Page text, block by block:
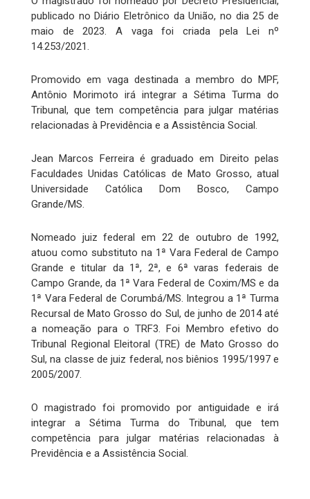
publicado no Diário Eletrônico da União, no dia 25 de
maio de 2023. A vaga foi criada pela Lei nº
14.253/2021.
Promovido em vaga destinada a membro do MPF,
Antônio Morimoto irá integrar a Sétima Turma do
Tribunal, que tem competência para julgar matérias
relacionadas à Previdência e a Assistência Social.
Jean Marcos Ferreira é graduado em Direito pelas
Faculdades Unidas Católicas de Mato Grosso, atual
Universidade Católica Dom Bosco, Campo
Grande/MS.
Nomeado juiz federal em 22 de outubro de 1992,
atuou como substituto na 1ª Vara Federal de Campo
Grande e titular da 1ª, 2ª, e 6ª varas federais de
Campo Grande, da 1ª Vara Federal de Coxim/MS e da
1ª Vara Federal de Corumbá/MS. Integrou a 1ª Turma
Recursal de Mato Grosso do Sul, de junho de 2014 até
a nomeação para o TRF3. Foi Membro efetivo do
Tribunal Regional Eleitoral (TRE) de Mato Grosso do
Sul, na classe de juiz federal, nos biênios 1995/1997 e
2005/2007.
O magistrado foi promovido por antiguidade e irá
integrar a Sétima Turma do Tribunal, que tem
competência para julgar matérias relacionadas à
Previdência e a Assistência Social.